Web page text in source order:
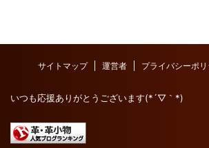
サイトマップ 運営者 プライバシーポリ
いつも応援ありがとうございます(*´▽｀*)